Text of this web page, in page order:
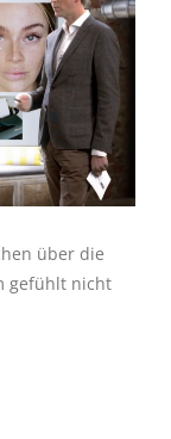
über die
gefühlt nicht